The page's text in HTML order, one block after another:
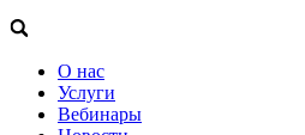
О нас
Услуги
Вебинары